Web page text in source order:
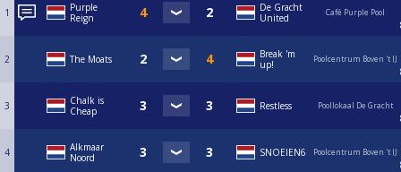
1
Purple
Reign
De Gracht
United
Café Purple Pool
2 The Moats
Break 'm
up!
Poolcentrum Boven 't IJ
3
Chalk is
Cheap
Restless Poollokaal De Gracht
4
Alkmaar
Noord
SNOEIEN6 Poolcentrum Boven 't IJ